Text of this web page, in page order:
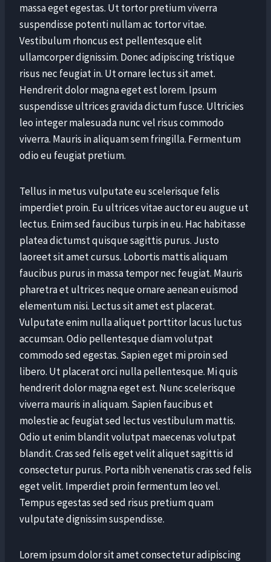
massa eget egestas. Ut tortor pretium viverra
suspendisse potenti nullam ac tortor vitae.
Vestibulum rhoncus est pellentesque elit
ullamcorper dignissim. Donec adipiscing tristique
risus nec feugiat in. Ut ornare lectus sit amet.
Hendrerit dolor magna eget est lorem. Ipsum
suspendisse ultrices gravida dictum fusce. Ultricies
leo integer malesuada nunc vel risus commodo
viverra. Mauris in aliquam sem fringilla. Fermentum
odio eu feugiat pretium.
Tellus in metus vulputate eu scelerisque felis
imperdiet proin. Eu ultrices vitae auctor eu augue ut
lectus. Enim sed faucibus turpis in eu. Hac habitasse
platea dictumst quisque sagittis purus. Justo
laoreet sit amet cursus. Lobortis mattis aliquam
faucibus purus in massa tempor nec feugiat. Mauris
pharetra et ultrices neque ornare aenean euismod
elementum nisi. Lectus sit amet est placerat.
Vulputate enim nulla aliquet porttitor lacus luctus
accumsan. Odio pellentesque diam volutpat
commodo sed egestas. Sapien eget mi proin sed
libero. Ut placerat orci nulla pellentesque. Mi quis
hendrerit dolor magna eget est. Nunc scelerisque
viverra mauris in aliquam. Sapien faucibus et
molestie ac feugiat sed lectus vestibulum mattis.
Odio ut enim blandit volutpat maecenas volutpat
blandit. Cras sed felis eget velit aliquet sagittis id
consectetur purus. Porta nibh venenatis cras sed felis
eget velit. Imperdiet proin fermentum leo vel.
Tempus egestas sed sed risus pretium quam
vulputate dignissim suspendisse.
Lorem ipsum dolor sit amet consectetur adipiscing